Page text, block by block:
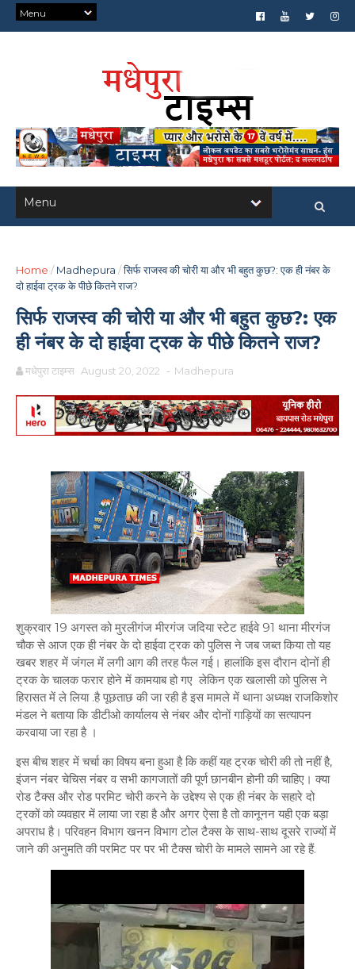
Home / Madhepura /सिर्फ राजस्व की चोरी या और भी बहुत कुछ?: एक ही नंबर के
दो हाईवा ट्रक के पीछे कितने राज?
सिर्फ राजस्व की चोरी या और भी बहुत कुछ?: एक
ही नंबर के दो हाईवा ट्रक के पीछे कितने राज?
मधेपुरा टाइम्स August 20, 2022 - Madhepura
शुक्रवार 19 अगस्त को मुरलीगंज मीरगंज जदिया स्टेट हाईवे 91 थाना मीरगंज
चौक से आज एक ही नंबर के दो हाईवा ट्रक को पुलिस ने जब जब्त किया तो यह
खबर शहर में जंगल में लगी आग की तरह फैल गई। हालांकि इस दौरान दोनों ही
ट्रक के चालक फरार होने में कामयाब हो गए लेकिन एक खलासी को पुलिस ने
हिरासत में ले लिया .है पूछताछ की जा रही है इस मामले में थाना अध्यक्ष राजकिशोर
मंडल ने बताया कि डीटीओ कार्यालय से नंबर और दोनों गाड़ियों का सत्यापन
करवाया जा रहा है ।
इस बीच शहर में चर्चा का विषय बना हुआ है कि कहीं यह ट्रक चोरी की तो नहीं है,
इंजन नंबर चेचिस नंबर व सभी कागजातों की पूर्ण छानबीन होनी की चाहिए। क्या
रोड टैक्स और रोड परमिट चोरी करने के उद्देश्य से एक ही नंबर के सहारे दो
ट्रकों को व्यवहार में लाया जा रहा है और अगर ऐसा है तो कानूनन यही एक बड़ा
अपराध है। परिवहन विभाग खनन विभाग टोल टैक्स के साथ-साथ दूसरे राज्यों में
जाने की अनुमति की परमिट पर पर भी टैक्स चोरी के मामले सामने आ रहे हैं.